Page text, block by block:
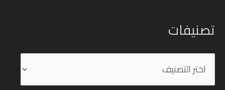
تصنيفات